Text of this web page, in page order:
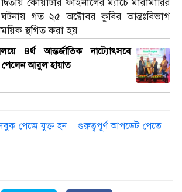
কোয়ার্টার ফাইনালের ম্যাচে মারামারির
গত ২৫ অক্টোবর কুবির আন্তঃবিভাগ
স্থগিত করা হয়
৪র্থ আন্তর্জাতিক নাট্যোৎসবে
পেলেন আবুল হায়াত
পেজে যুক্ত হন – গুরুত্বপূর্ণ আপডেট পেতে